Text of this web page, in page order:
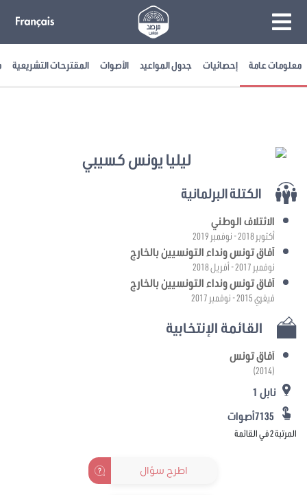
معلومات عامة إحصائيات جدول المواعيد الأصوات المقترحات التشريعية
ليليا يونس كسيبي
الكتلة البرلمانية
الائتلاف الوطني
أكتوبر 2018 - نوفمبر 2019
آفاق تونس ونداء التونسيين بالخارج
نوفمبر 2017 - أفريل 2018
آفاق تونس ونداء التونسيين بالخارج
فيفري 2015 - نوفمبر 2017
القائمة الإنتخابية
آفاق تونس
(2014)
نابل 1
المرتبة 2 في القائمة
اطرح سؤال